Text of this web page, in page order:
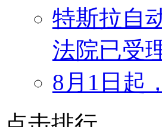
特斯拉自
法院已受
8月1日起